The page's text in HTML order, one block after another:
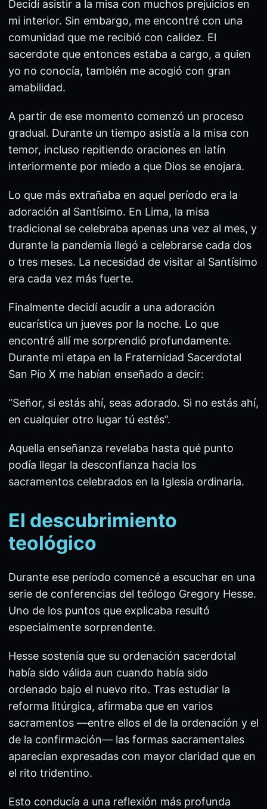
Decidí asistir a la misa con muchos prejuicios en
mi interior. Sin embargo, me encontré con una
comunidad que me recibió con calidez. El
sacerdote que entonces estaba a cargo, a quien
yo no conocía, también me acogió con gran
amabilidad.
A partir de ese momento comenzó un proceso
gradual. Durante un tiempo asistía a la misa con
temor, incluso repitiendo oraciones en latín
interiormente por miedo a que Dios se enojara.
Lo que más extrañaba en aquel período era la
adoración al Santísimo. En Lima, la misa
tradicional se celebraba apenas una vez al mes, y
durante la pandemia llegó a celebrarse cada dos
o tres meses. La necesidad de visitar al Santísimo
era cada vez más fuerte.
Finalmente decidí acudir a una adoración
eucarística un jueves por la noche. Lo que
encontré allí me sorprendió profundamente.
Durante mi etapa en la Fraternidad Sacerdotal
San Pío X me habían enseñado a decir:
“Señor, si estás ahí, seas adorado. Si no estás ahí,
en cualquier otro lugar tú estés”.
Aquella enseñanza revelaba hasta qué punto
podía llegar la desconfianza hacia los
sacramentos celebrados en la Iglesia ordinaria.
El descubrimiento
teológico
Durante ese período comencé a escuchar en una
serie de conferencias del teólogo Gregory Hesse.
Uno de los puntos que explicaba resultó
especialmente sorprendente.
Hesse sostenía que su ordenación sacerdotal
había sido válida aun cuando había sido
ordenado bajo el nuevo rito. Tras estudiar la
reforma litúrgica, afirmaba que en varios
sacramentos —entre ellos el de la ordenación y el
de la confirmación— las formas sacramentales
aparecían expresadas con mayor claridad que en
el rito tridentino.
Esto conducía a una reflexión más profunda